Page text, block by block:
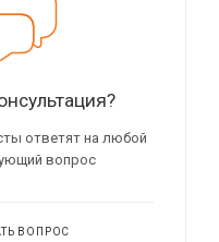
ответят на любой
вопрос
ВОПРОС